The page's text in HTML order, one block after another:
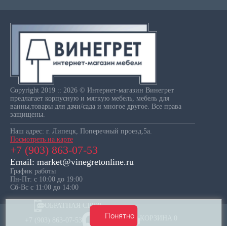
Понятно
Copyright 2019 :: 2026 © Интернет-магазин Винегрет
предлагает корпусную и мягкую мебель, мебель для
ванны,товары для дачи/сада и многое другое. Все права
защищены.
Наш адрес: г. Липецк, Поперечный проезд,5а.
Посмотреть на карте
+7 (903) 863-07-53
Email: market@vinegretonline.ru
График работы
Пн-Пт: с 10:00 до 19:00
Сб-Вс с 11:00 до 14:00
ОБРАТНАЯ СВЯЗЬ